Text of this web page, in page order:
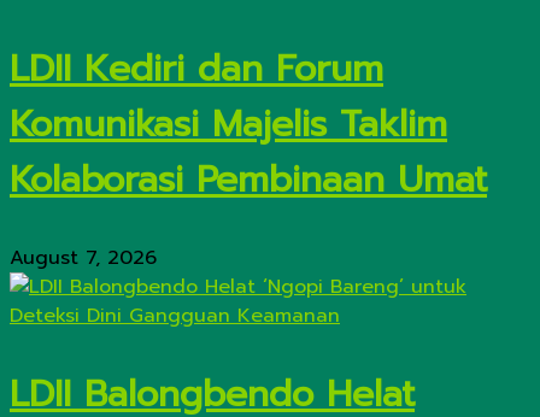
LDII Kediri dan Forum
Komunikasi Majelis Taklim
Kolaborasi Pembinaan Umat
August 7, 2026
LDII Balongbendo Helat